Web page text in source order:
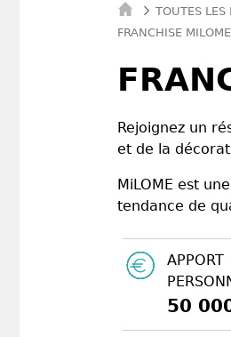
TOUTES LES
FRANCHISE MILOME
Rejoignez un
et de la
MiLOME est
tendance de
APPORT
50